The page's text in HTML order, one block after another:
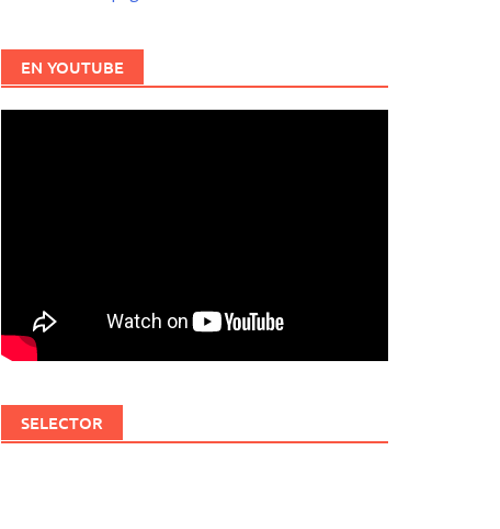
EN YOUTUBE
SELECTOR